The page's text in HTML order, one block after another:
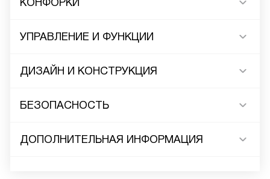
КОНФОРКИ
УПРАВЛЕНИЕ И ФУНКЦИИ
ДИЗАЙН И КОНСТРУКЦИЯ
БЕЗОПАСНОСТЬ
ДОПОЛНИТЕЛЬНАЯ ИНФОРМАЦИЯ